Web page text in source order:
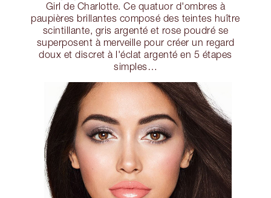
Girl de Charlotte. Ce quatuor d'ombres à
paupières brillantes composé des teintes huître
scintillante, gris argenté et rose poudré se
superposent à merveille pour créer un regard
doux et discret à l'éclat argenté en 5 étapes
simples…